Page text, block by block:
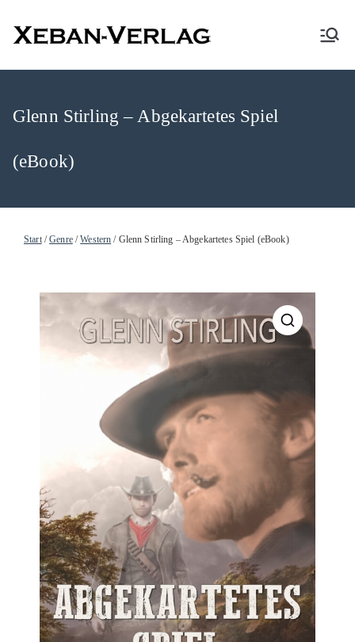
XEBAN-Verlag
Glenn Stirling – Abgekartetes Spiel
(eBook)
Start/Genre/Western / Glenn Stirling – Abgekartetes Spiel (eBook)
🔍